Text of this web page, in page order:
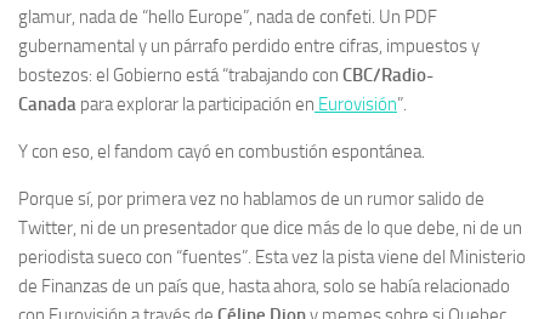
glamur, nada de “hello Europe”, nada de confeti. Un PDF
gubernamental y un párrafo perdido entre cifras, impuestos y
bostezos: el Gobierno está “trabajando con CBC/Radio-
Canada para explorar la participación en Eurovisión”.
Y con eso, el fandom cayó en combustión espontánea.
Porque sí, por primera vez no hablamos de un rumor salido de
Twitter, ni de un presentador que dice más de lo que debe, ni de un
periodista sueco con “fuentes”. Esta vez la pista viene del Ministerio
de Finanzas de un país que, hasta ahora, solo se había relacionado